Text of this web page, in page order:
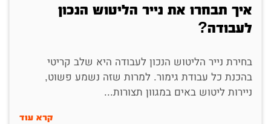
איך תבחרו את נייר הליטוש הנכון
לעבודה?
בחירת נייר הליטוש הנכון לעבודה היא שלב קריטי
בהכנת כל עבודת גימור. למרות שזה נשמע פשוט,
ניירות ליטוש באים במגוון תצורות...
קרא עוד